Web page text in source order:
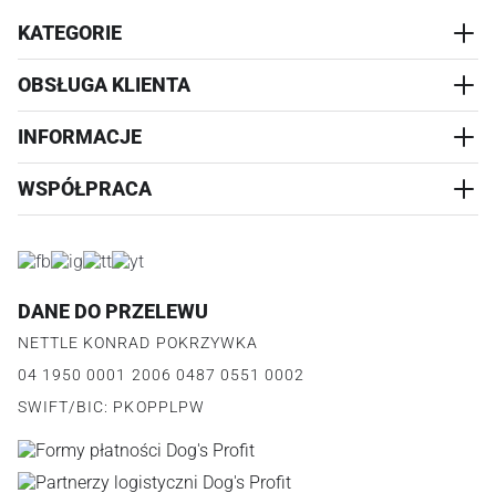
KATEGORIE
AKCESORIA
WYPRZEDAŻ
OBSŁUGA KLIENTA
REALIZACJA I WYSYŁKA
WYMIANA
PŁATNOŚCI
FAQ
INFORMACJE
KONTAKT
O PRODUKCIE
WSPÓŁPRACA
JAK DZIAŁA PROGRAM
REGULAMIN PROGRAMU
POLITYKA PRYWATNOŚCI PROGRAMU
DANE DO PRZELEWU
NETTLE KONRAD POKRZYWKA
04 1950 0001 2006 0487 0551 0002
SWIFT/BIC: PKOPPLPW